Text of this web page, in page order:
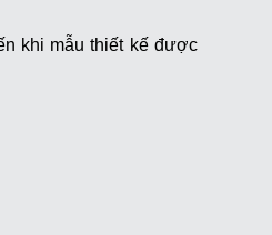
khi mẫu thiết kế được